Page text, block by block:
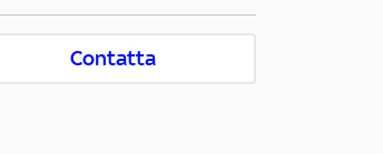
Contatta